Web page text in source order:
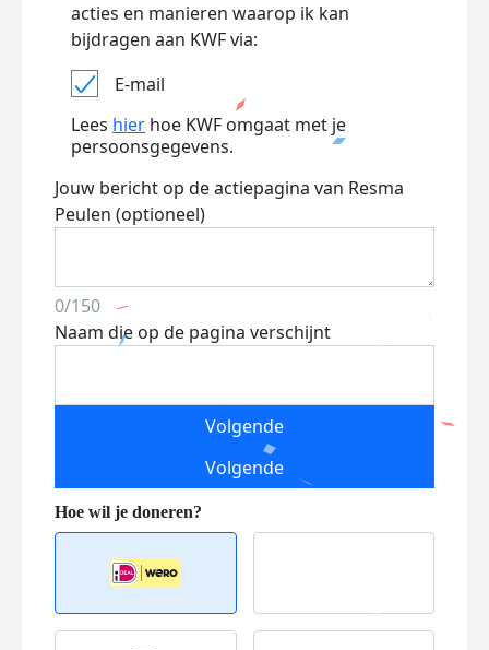
acties en manieren waarop ik kan
bijdragen aan KWF via:
E-mail
Lees hier hoe KWF omgaat met je
persoonsgegevens.
Jouw bericht op de actiepagina van Resma
Peulen (optioneel)
0/150
Naam die op de pagina verschijnt
Volgende
Volgende